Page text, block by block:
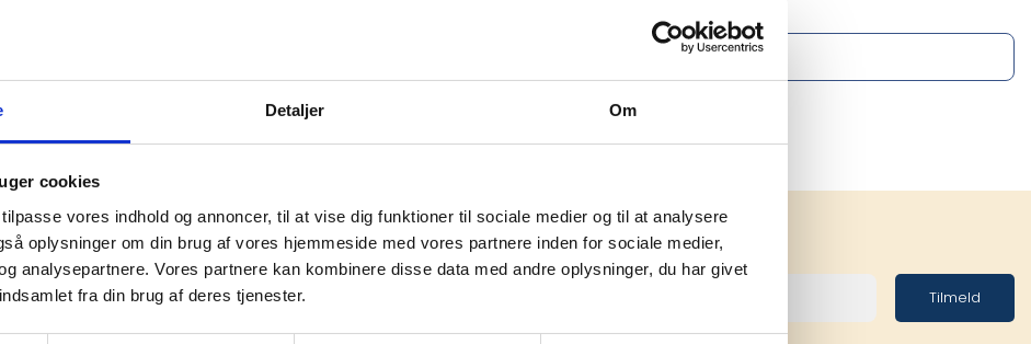
Detaljer Om
cookies
vores indhold og annoncer, til at vise dig funktioner til sociale medier og til at analysere
oplysninger om din brug af vores hjemmeside med vores partnere inden for sociale medier,
analysepartnere. Vores partnere kan kombinere disse data med andre oplysninger, du har givet
fra din brug af deres tjenester.
om
til din virksomhed. Vi kan
service til en
Tilmeld